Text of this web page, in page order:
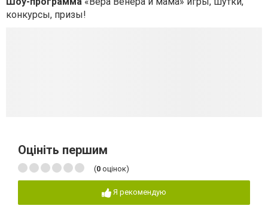
конкурсы, призы!
Оцініть першим
(0 оцінок)
Я рекомендую